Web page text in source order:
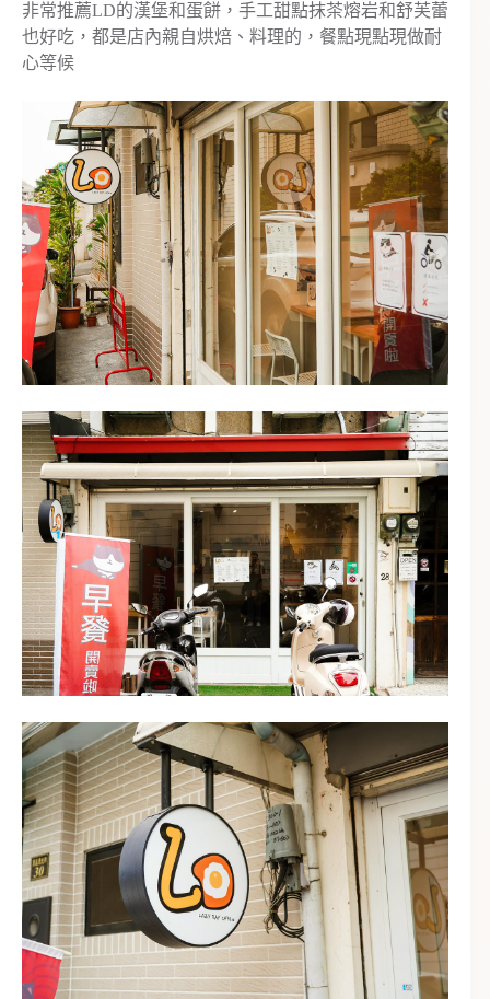
非常推薦LD的漢堡和蛋餅，手工甜點抹茶熔岩和舒芙蕾
也好吃，都是店內親自烘焙、料理的，餐點現點現做耐
心等候